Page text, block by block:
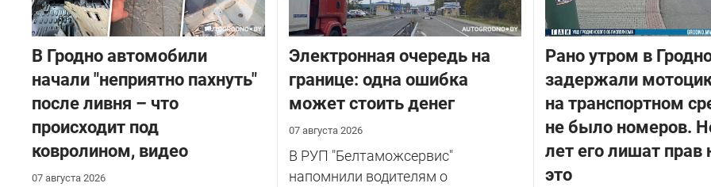
В Гродно автомобили
начали "неприятно пахнуть"
после ливня – что
происходит под
ковролином, видео
07 августа 2026
Электронная очередь на
границе: одна ошибка
может стоить денег
07 августа 2026
В РУП "Белтаможсервис"
напомнили водителям о
Рано утром в
задержали
на транспортном
не было номеров.
лет его лишат прав
это